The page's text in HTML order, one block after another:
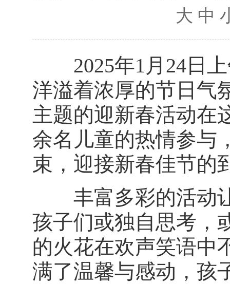
大 中
2025年1月24日上
洋溢着浓厚的节日气
主题的迎新春活动在
余名儿童的热情参与
束，迎接新春佳节的
丰富多彩的活动让
孩子们或独自思考，
的火花在欢声笑语中
满了温馨与感动，孩